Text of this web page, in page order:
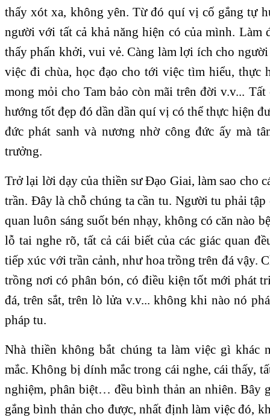
thấy xót xa, không yên. Từ đó quí vị cố gắng tự
người với tất cả khả năng hiện có của mình. Làm
thấy phấn khởi, vui vẻ. Càng làm lợi ích cho
việc đi chùa, học đạo cho tới việc tìm hiểu, thực
mong mỏi cho Tam bảo còn mãi trên đời v.v...
hướng tốt đẹp đó dần dần quí vị có thể thực hiện
đức phát sanh và nương nhờ công đức ấy mà
trưởng.
Trở lại lời dạy của thiền sư Đạo Giai, làm sao cho
trần. Đây là chỗ chúng ta cần tu. Người tu phải tập
quan luôn sáng suốt bén nhạy, không có căn nào
lỗ tai nghe rõ, tất cả cái biết của các giác quan
tiếp xúc với trần cảnh, như hoa trồng trên đá vậy.
trồng nơi có phân bón, có điều kiện tốt mới phát
đá, trên sắt, trên lò lửa v.v... không khi nào nó
pháp tu.
Nhà thiền không bắt chúng ta làm việc gì khác
mắc. Không bị dính mắc trong cái nghe, cái thấy,
nghiệm, phân biệt… đều bình thản an nhiên. Bây
gắng bình thản cho được, nhất định làm việc đó,